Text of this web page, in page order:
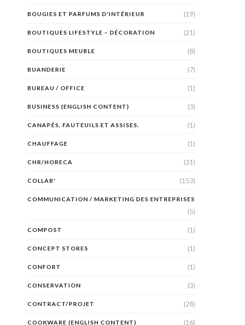
BOUGIES ET PARFUMS D'INTÉRIEUR (19)
BOUTIQUES LIFESTYLE – DÉCORATION (21)
BOUTIQUES MEUBLE (8)
BUANDERIE (7)
BUREAU / OFFICE (1)
BUSINESS (ENGLISH CONTENT) (3)
CANAPÉS, FAUTEUILS ET ASSISES. (1)
CHAUFFAGE (1)
CHR/HORECA (31)
COLLAB' (153)
COMMUNICATION / MARKETING DES ENTREPRISES
(5)
COMPOST (1)
CONCEPT STORES (1)
CONFORT (1)
CONSERVATION (3)
CONTRACT/PROJET (28)
COOKWARE (ENGLISH CONTENT) (16)